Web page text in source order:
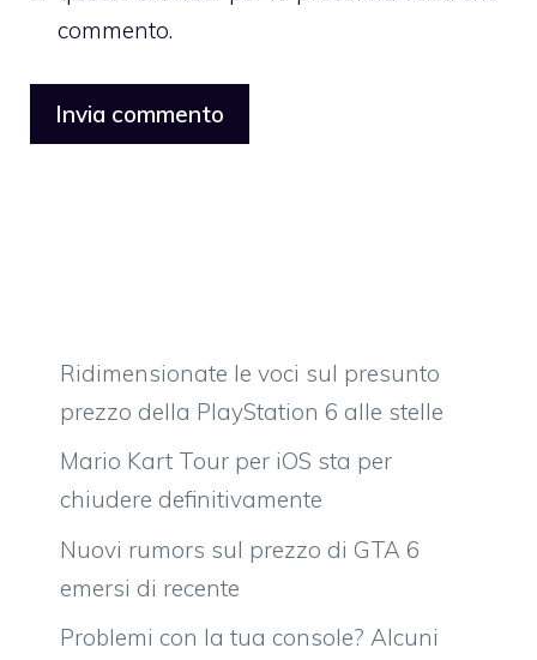
commento.
Ridimensionate le voci sul presunto
prezzo della PlayStation 6 alle stelle
Mario Kart Tour per iOS sta per
chiudere definitivamente
Nuovi rumors sul prezzo di GTA 6
emersi di recente
Problemi con la tua console? Alcuni